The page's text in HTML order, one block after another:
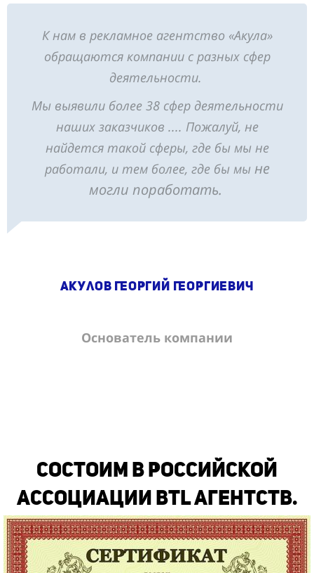
К нам в рекламное агентство «Акула»
обращаются компании с разных сфер
деятельности.
Мы выявили более 38 сфер деятельности
наших заказчиков .... Пожалуй, не
найдется такой сферы, где бы мы не
работали, и тем более, где бы мы не
могли поработать.
Акулов Георгий Георгиевич
Основатель компании
Состоим в Российской
Ассоциации BTL Агентств.